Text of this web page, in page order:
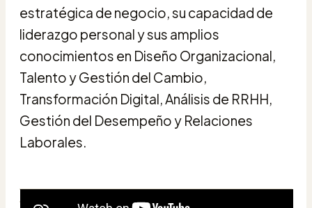
estratégica de negocio, su capacidad de
liderazgo personal y sus amplios
conocimientos en Diseño Organizacional,
Talento y Gestión del Cambio,
Transformación Digital, Análisis de RRHH,
Gestión del Desempeño y Relaciones
Laborales.